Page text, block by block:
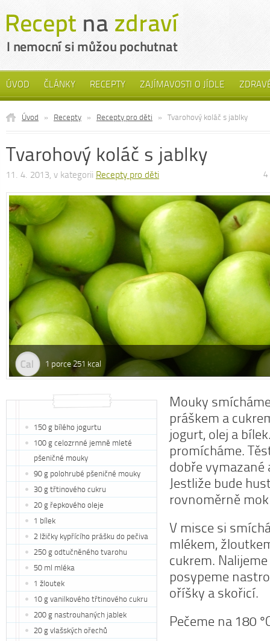
ÚVOD ČLÁNKY RECEPTY ZAJÍMAVOSTI O JÍDLE
Úvod » Recepty » Recepty pro děti » Tvarohový koláč s jablky
Tvarohový koláč s jablky
11. 4. 2013, v kategorii Recepty pro děti 4
1 porce 251 kcal
150 g bílého jogurtu
100 g celozrnné jemně mleté
pšeničné mouky
90 g polohrubé pšeničné mouky
30 g třtinového cukru
20 g řepkového oleje
1 bílek
2 lžičky kypřícího prášku do pečiva
250 g odtučněného tvarohu
50 ml mléka
1 žloutek
10 g vanilkového třtinového cukru
200 g nastrouhaných jablek
20 g vlašských ořechů
Mouky
práškem a
jogurt, olej a
promícháme.
dobře vymazané
Jestliže bude
rovnoměrně
V misce si
mlékem,
cukrem.
posypeme
oříšky a skořicí.
Pečeme na 180